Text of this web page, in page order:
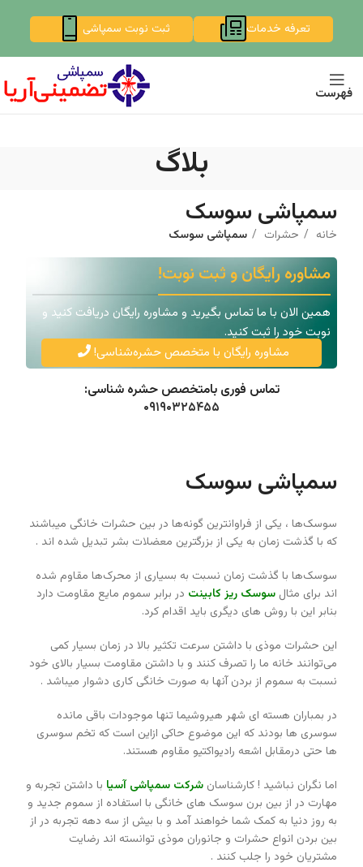
تعرفه خدمات ثبت نوبت سمپاشی
فهرست
بلاگ
سمپاشی سوسک
خانه حشرات سمپاشی سوسک
مشاوره رایگان و ثبت نوبت!
همین الان با ما تماس بگیرید و مشاوره رایگان دریافت کنید و
نوبت خود را ثبت کنید.
مشاوره رایگان با متخصص حشره‌شناسی!
تماس فوری بامتخصص حشره شناسی:
۰۹۱۹۰۳۲۵۴۵۵
سمپاشی سوسک
سوسک‌ها ، یکی از فراوانترین گونه‌ها در بین حشرات خانگی میباشند
که با گذشت زمان به یکی از بزرگترین معضلات بشر تبدیل شده اند .
سوسک‌ها با گذشت زمان نسبت به بسیاری از محرک‌ها مقاوم شده
اند برای مثال سوسک ریز کابینت در برابر سموم مایع مقاومت دارد
بنابر این با روش های دیگری باید اقدام کرد.
این حشرات موذی با داشتن سرعت تکثیر بالا در زمان بسیار کمی
می‌توانند خانه ما را تصرف کنند و با داشتن مقاومت بسیار بالای خود
نسبت به سموم از بردن آنها به صورت خانگی کاری دشوار میباشد .
در بمباران هسته ای شهر هیروشیما تنها موجودات باقی مانده
سوسری ها بودند که این موضوع حاکی ازاین است که تخم سوسری
ها حتی درمقابل اشعه رادیواکتیو مقاوم هستند.
اما نگران نباشید ! کارشناسان شرکت سمپاشی آسیا با داشتن تجربه و
مهارت در از بین برن سوسک های خانگی با استفاده از سموم جدید و
به روز دنیا به کمک شما خواهند آمد و با بیش از سه دهه تجربه در از
بین بردن انواع حشرات و جانوران موذی توانسته اند رضایت
مشتریان خود را جلب کنند .